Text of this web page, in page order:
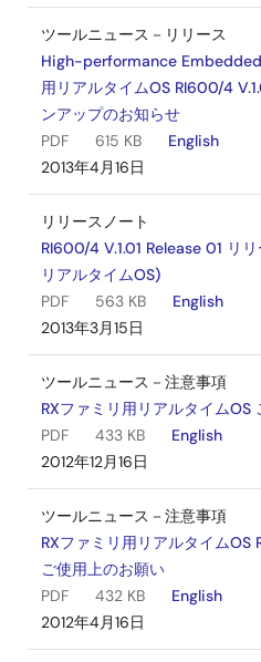
ツールニュース－リリース
High-performance Embedded
用リアルタイムOS RI600/4
ンアップのお知らせ
PDF
615 KB
English
2013年4月16日
リリースノート
RI600/4 V.1.01 Release 01 リ
リアルタイムOS)
PDF
563 KB
English
2013年3月15日
ツールニュース－注意事項
RXファミリ用リアルタイムOS
PDF
433 KB
English
2012年12月16日
ツールニュース－注意事項
RXファミリ用リアルタイム
ご使用上のお願い
PDF
432 KB
English
2012年4月16日